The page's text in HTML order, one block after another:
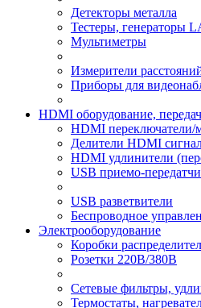
Детекторы металла
Тестеры, генераторы
Мультиметры
Измерители
Приборы для
HDMI оборудование,
HDMI переключатели/
Делители HDMI
HDMI удлинители
USB приемо-
USB разветвители
Беспроводное
Электрооборудование
Коробки
Розетки 220В/380В
Сетевые фильтры,
Термостаты,